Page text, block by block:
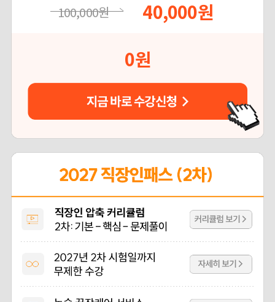
100,000원 40,000원
0원